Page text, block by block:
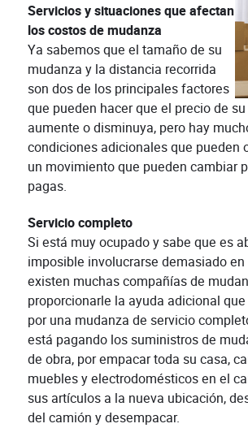
Servicios y situaciones que afectan
los costos de mudanza
Ya sabemos que el tamaño de su
mudanza y la distancia recorrida
son dos de los principales factores
que pueden hacer que el precio de
aumente o disminuya, pero hay
condiciones adicionales que pueden
un movimiento que pueden cambiar
pagas.
Servicio completo
Si está muy ocupado y sabe que es
imposible involucrarse demasiado
existen muchas compañías de
proporcionarle la ayuda adicional
por una mudanza de servicio
está pagando los suministros de
de obra, por empacar toda su casa,
muebles y electrodomésticos en el
sus artículos a la nueva ubicación,
del camión y desempacar.